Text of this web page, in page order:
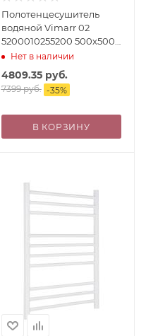
Полотенцесушитель
водяной Vimarr 02
5200010255200 500х500
белый, с полкой
Нет в наличии
4809.35руб.
7399руб. -35%
В КОРЗИНУ